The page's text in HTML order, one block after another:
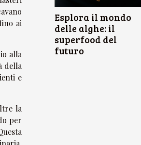
ai
alla
della
e
la
per
Esplora il mondo
delle alghe: il
superfood del
futuro